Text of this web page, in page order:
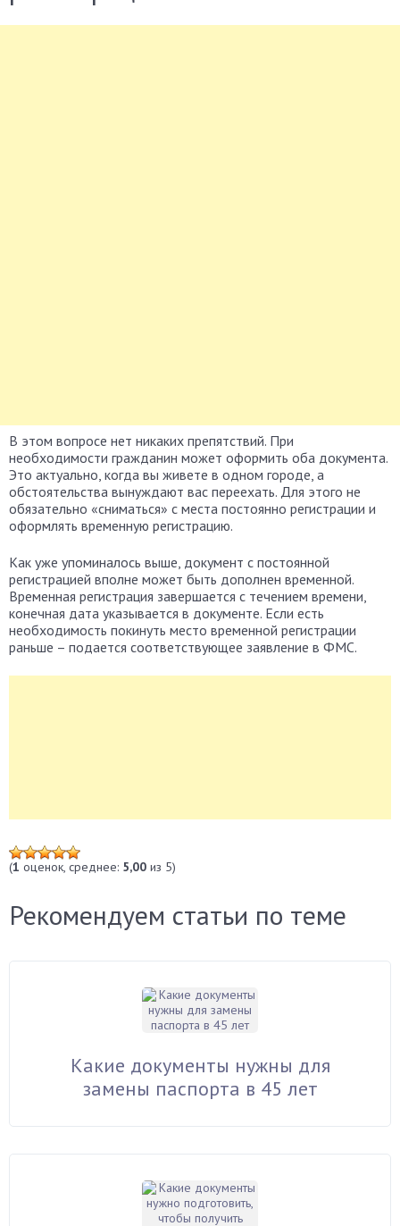
В этом вопросе нет никаких препятствий. При
необходимости гражданин может оформить оба документа.
Это актуально, когда вы живете в одном городе, а
обстоятельства вынуждают вас переехать. Для этого не
обязательно «сниматься» с места постоянно регистрации и
оформлять временную регистрацию.
Как уже упоминалось выше, документ с постоянной
регистрацией вполне может быть дополнен временной.
Временная регистрация завершается с течением времени,
конечная дата указывается в документе. Если есть
необходимость покинуть место временной регистрации
раньше – подается соответствующее заявление в ФМС.
(1 оценок, среднее: 5,00 из 5)
Рекомендуем статьи по теме
Какие документы нужны для
замены паспорта в 45 лет